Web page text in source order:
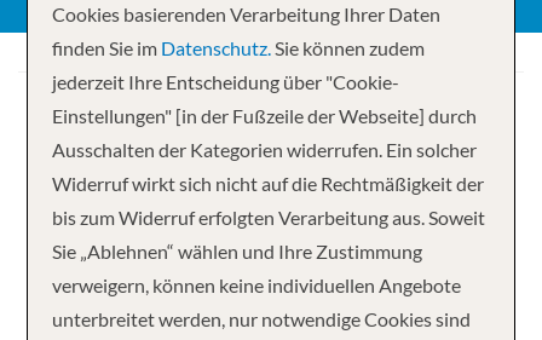
Ihre Kreuzfahrt
15 NächteNational Geographic Delfina
Abfahrt
Cookies basierenden Verarbeitung Ihrer Daten
finden Sie im Datenschutz.Sie können zudem
jederzeit Ihre Entscheidung über "Cookie-
Einstellungen" [in der Fußzeile der Webseite] durch
Ausschalten der Kategorien widerrufen. Ein solcher
Widerruf wirkt sich nicht auf die Rechtmäßigkeit der
bis zum Widerruf erfolgten Verarbeitung aus. Soweit
Sie „Ablehnen“ wählen und Ihre Zustimmung
verweigern, können keine individuellen Angebote
unterbreitet werden, nur notwendige Cookies sind